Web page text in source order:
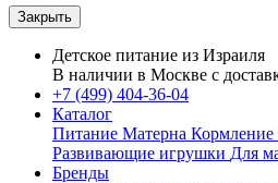
Закрыть
Детское питание из Израиля
В наличии в Москве с
+7 (499) 404-36-04
Каталог
Питание Матерна Кормление
Развивающие игрушки Для
Бренды